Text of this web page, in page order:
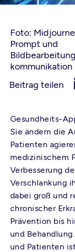
Foto:
Prompt und
kommunikation
Beitrag teilen
Gesundheits-
Sie ändern die
Patienten
medizinischem
Verbesserung
Verschlankung
dabei groß und
chronischer
Prävention bis
und
und Patienten